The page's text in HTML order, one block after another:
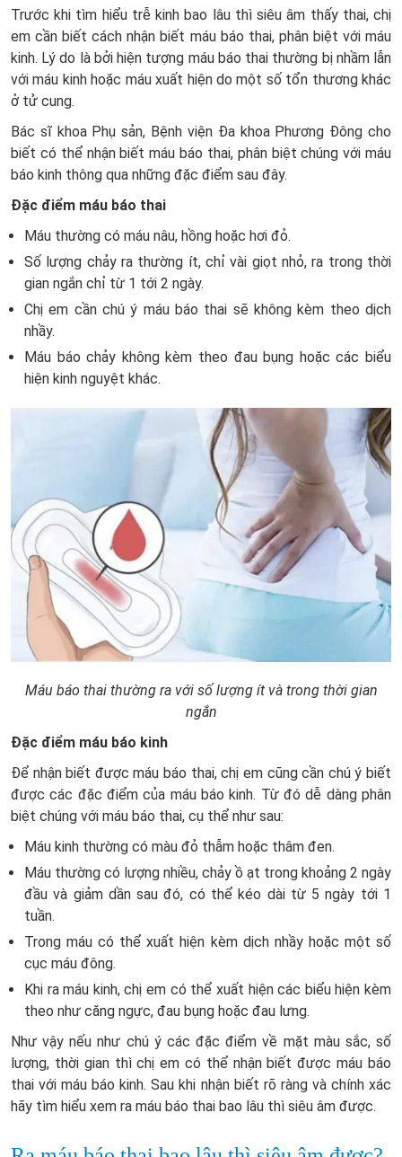
Trước khi tìm hiểu trễ kinh bao lâu thì siêu âm thấy thai, chị
em cần biết cách nhận biết máu báo thai, phân biệt với máu
kinh. Lý do là bởi hiện tượng máu báo thai thường bị nhầm lẫn
với máu kinh hoặc máu xuất hiện do một số tổn thương khác
ở tử cung.
Bác sĩ khoa Phụ sản, Bệnh viện Đa khoa Phương Đông cho
biết có thể nhận biết máu báo thai, phân biệt chúng với máu
báo kinh thông qua những đặc điểm sau đây.
Đặc điểm máu báo thai
Máu thường có máu nâu, hồng hoặc hơi đỏ.
Số lượng chảy ra thường ít, chỉ vài giọt nhỏ, ra trong thời
gian ngắn chỉ từ 1 tới 2 ngày.
Chị em cần chú ý máu báo thai sẽ không kèm theo dịch
nhầy.
Máu báo chảy không kèm theo đau bụng hoặc các biểu
hiện kinh nguyệt khác.
Máu báo thai thường ra với số lượng ít và trong thời gian
ngắn
Đặc điểm máu báo kinh
Để nhận biết được máu báo thai, chị em cũng cần chú ý biết
được các đặc điểm của máu báo kinh. Từ đó dễ dàng phân
biệt chúng với máu báo thai, cụ thể như sau:
Máu kinh thường có màu đỏ thẫm hoặc thâm đen.
Máu thường có lượng nhiều, chảy ồ ạt trong khoảng 2 ngày
đầu và giảm dần sau đó, có thể kéo dài từ 5 ngày tới 1
tuần.
Trong máu có thể xuất hiện kèm dịch nhầy hoặc một số
cục máu đông.
Khi ra máu kinh, chị em có thể xuất hiện các biểu hiện kèm
theo như căng ngực, đau bụng hoặc đau lưng.
Như vậy nếu như chú ý các đặc điểm về mặt màu sắc, số
lượng, thời gian thì chị em có thể nhận biết được máu báo
thai với máu báo kinh. Sau khi nhận biết rõ ràng và chính xác
hãy tìm hiểu xem ra máu báo thai bao lâu thì siêu âm được.